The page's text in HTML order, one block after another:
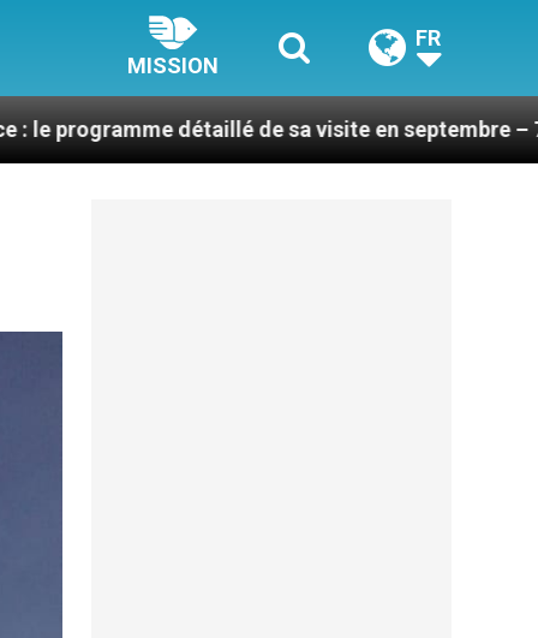
MISSION
FR
de sa visite en septembre – 7 titres, vendredi 7